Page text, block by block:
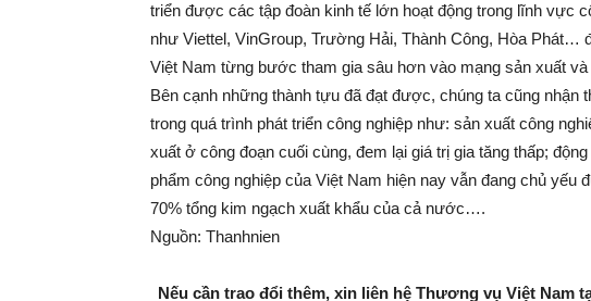
triển được các tập đoàn kinh tế lớn hoạt động trong lĩnh vực
như Viettel, VinGroup, Trường Hải, Thành Công, Hòa Phát…
Việt Nam từng bước tham gia sâu hơn vào mạng sản xuất và
Bên cạnh những thành tựu đã đạt được, chúng ta cũng nhận
trong quá trình phát triển công nghiệp như: sản xuất công
xuất ở công đoạn cuối cùng, đem lại giá trị gia tăng thấp;
phẩm công nghiệp của Việt Nam hiện nay vẫn đang chủ
70% tổng kim ngạch xuất khẩu của cả nước….
Nguồn: Thanhnien
Nếu cần trao đổi thêm, xin liên hệ Thương vụ Việt Nam